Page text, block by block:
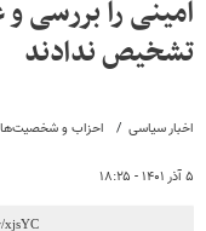
اخبار سیاسی احزاب و شخصیت‌ها
۵ آذر ۱۴۰۱ - ۱۸:۲۵
امینی را بررسی
تشخیص ندادند